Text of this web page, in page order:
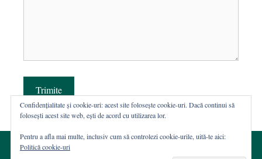
Trimite
Confidențialitate și cookie-uri: acest site folosește cookie-uri. Dacă continui să
folosești acest site web, ești de acord cu utilizarea lor.
Pentru a afla mai multe, inclusiv cum să controlezi cookie-urile, uită-te aici:
Politică cookie-uri